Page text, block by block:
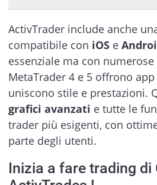
ActivTrader include anche
compatibile con iOSe
essenziale ma con
MetaTrader 4 e 5 offrono
uniscono stile e prestazioni.
grafici avanzati e tutte le
trader più esigenti, con
parte degli utenti.
Inizia a fare trading di